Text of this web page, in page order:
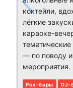
коктейли,
лёгкие
караоке-
— по поводу
мероприятия.
Рок-бары DJ-